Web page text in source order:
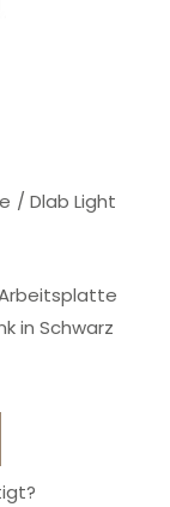
Dlab Light
in Schwarz